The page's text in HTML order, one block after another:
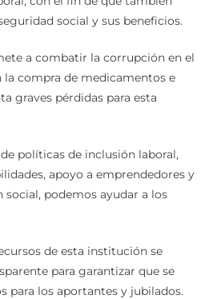
social y sus beneficios.
a combatir la corrupción en el
la compra de medicamentos e
graves pérdidas para esta
políticas de inclusión laboral,
apoyo a emprendedores y
podemos ayudar a los
de esta institución se
para garantizar que se
para los aportantes y jubilados.